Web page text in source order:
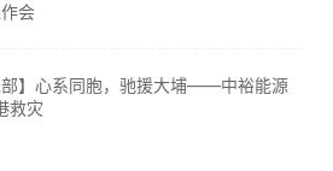
会
】心系同胞，驰援大埔——中裕能源
救灾